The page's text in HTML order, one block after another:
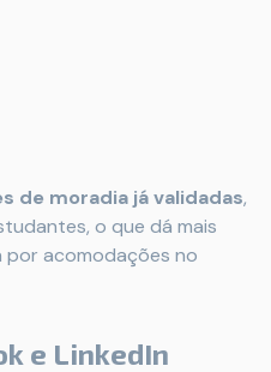
de moradia já validadas,
o que dá mais
por acomodações no
e LinkedIn